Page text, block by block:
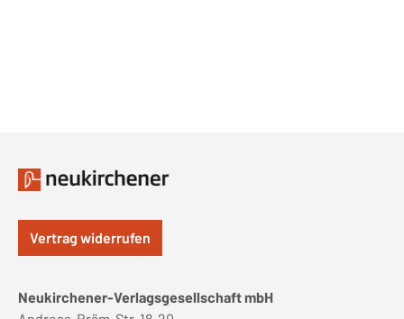
Vertrag widerrufen
Neukirchener-Verlagsgesellschaft mbH